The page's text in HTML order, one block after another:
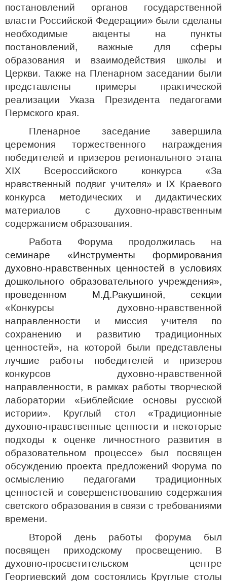
постановлений органов государственной
власти Российской Федерации» были сделаны
необходимые акценты на пункты
постановлений, важные для сферы
образования и взаимодействия школы и
Церкви. Также на Пленарном заседании были
представлены примеры практической
реализации Указа Президента педагогами
Пермского края.
Пленарное заседание завершила
церемония торжественного награждения
победителей и призеров регионального этапа
XIX Всероссийского конкурса «За
нравственный подвиг учителя» и IX Краевого
конкурса методических и дидактических
материалов с духовно-нравственным
содержанием образования.
Работа Форума продолжилась на
семинаре «Инструменты формирования
духовно-нравственных ценностей в условиях
дошкольного образовательного учреждения»,
проведенном М.Д.Ракушиной, секции
«Конкурсы духовно-нравственной
направленности и миссия учителя по
сохранению и развитию традиционных
ценностей», на которой были представлены
лучшие работы победителей и призеров
конкурсов духовно-нравственной
направленности, в рамках работы творческой
лаборатории «Библейские основы русской
истории». Круглый стол «Традиционные
духовно-нравственные ценности и некоторые
подходы к оценке личностного развития в
образовательном процессе» был посвящен
обсуждению проекта предложений Форума по
осмыслению педагогами традиционных
ценностей и совершенствованию содержания
светского образования в связи с требованиями
времени.
Второй день работы форума был
посвящен приходскому просвещению. В
духовно-просветительском центре
Георгиевский дом состоялись Круглые столы